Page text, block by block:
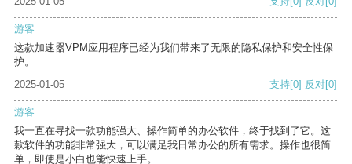
游客
这款加速器VPM应用程序已经为我们带来了无限的隐私保护和安全性保
护。
2025-01-05
支持[0] 反对[0]
游客
我一直在寻找一款功能强大、操作简单的办公软件，终于找到了它。这
款软件的功能非常强大，可以满足我日常办公的所有需求。操作也很简
单，即使是小白也能快速上手。